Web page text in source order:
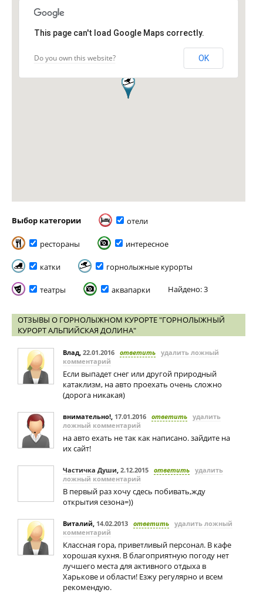
This page can't load Google Maps correctly.
Do you own this website? OK
Выбор категории отели
рестораны интересное
катки горнолыжные курорты
театры аквапарки Найдено: 3
ОТЗЫВЫ О ГОРНОЛЫЖНОМ КУРОРТЕ "ГОРНОЛЫЖНЫЙ
КУРОРТ АЛЬПИЙСКАЯ ДОЛИНА"
Влад, 22.01.2016 ответить удалить ложный
комментарий
Если выпадет снег или другой природный
катаклизм, на авто проехать очень сложно
(дорога никакая)
внимательно!, 17.01.2016 ответить удалить
ложный комментарий
на авто ехать не так как написано. зайдите на
их сайт!
Частичка Души, 2.12.2015 ответить удалить
ложный комментарий
В первый раз хочу сдесь побивать,жду
открытия сезона=))
Виталий, 14.02.2013 ответить удалить ложный
комментарий
Классная гора, приветливый персонал. В кафе
хорошая кухня. В благоприятную погоду нет
лучшего места для активного отдыха в
Харькове и области! Езжу регулярно и всем
рекомендую.